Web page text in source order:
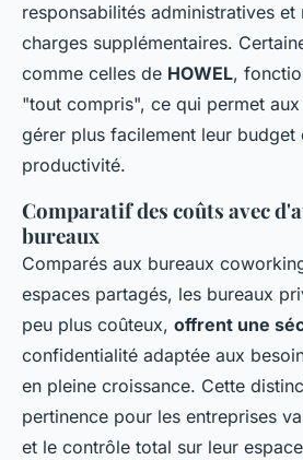
responsabilités administratives et
charges supplémentaires.
comme celles de HOWEL,
"tout compris", ce qui permet
gérer plus facilement leur budget
productivité.
Comparatif des coûts avec
bureaux
Comparés aux bureaux
espaces partagés, les bureaux
peu plus coûteux, offrent une
confidentialité adaptée aux
en pleine croissance. Cette
pertinence pour les entreprises
et le contrôle total sur leur